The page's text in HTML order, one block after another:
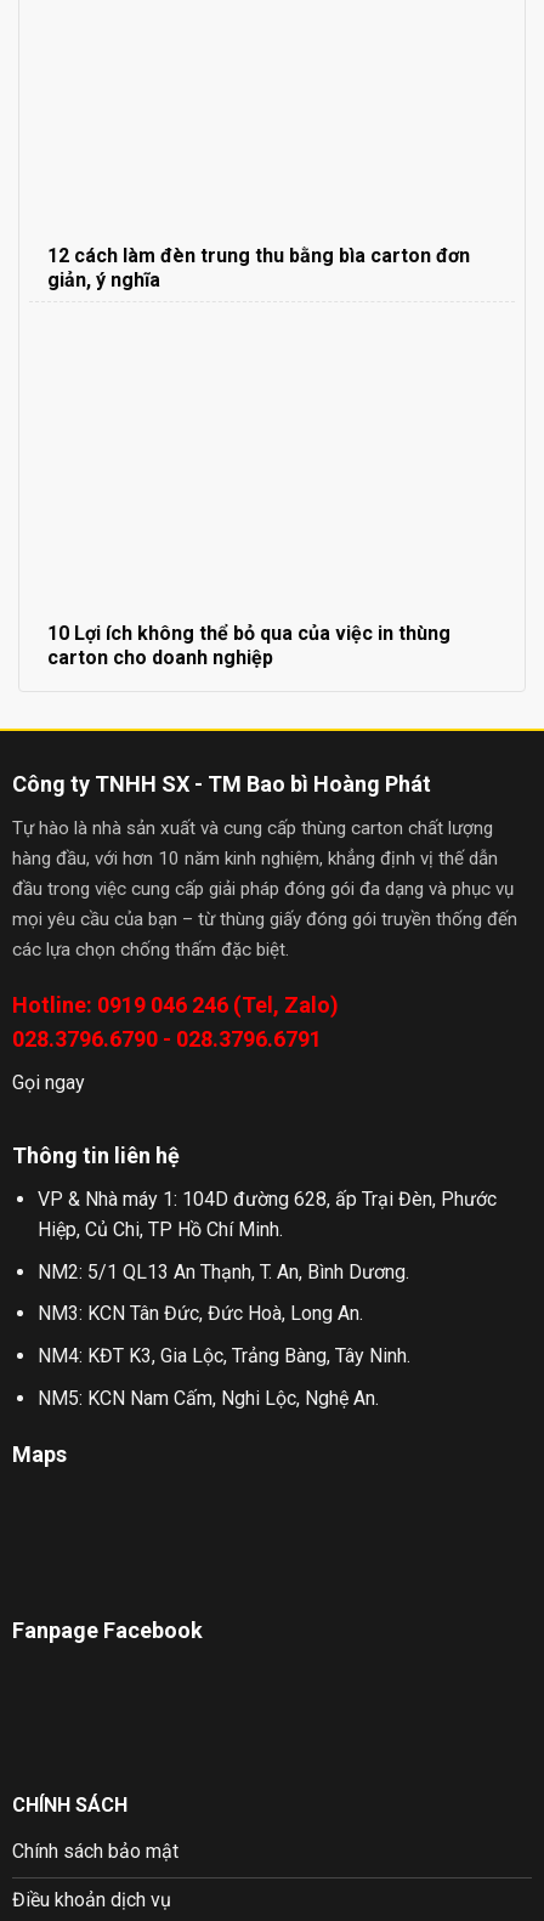
12 cách làm đèn trung thu bằng bìa carton đơn
giản, ý nghĩa
10 Lợi ích không thể bỏ qua của việc in thùng
carton cho doanh nghiệp
Công ty TNHH SX - TM Bao bì Hoàng Phát
Tự hào là nhà sản xuất và cung cấp thùng carton chất lượng
hàng đầu, với hơn 10 năm kinh nghiệm, khẳng định vị thế dẫn
đầu trong việc cung cấp giải pháp đóng gói đa dạng và phục vụ
mọi yêu cầu của bạn – từ thùng giấy đóng gói truyền thống đến
các lựa chọn chống thấm đặc biệt.
Hotline: 0919 046 246 (Tel, Zalo)
028.3796.6790 - 028.3796.6791
Gọi ngay
Thông tin liên hệ
VP & Nhà máy 1: 104D đường 628, ấp Trại Đèn, Phước
Hiệp, Củ Chi, TP Hồ Chí Minh.
NM2: 5/1 QL13 An Thạnh, T. An, Bình Dương.
NM3: KCN Tân Đức, Đức Hoà, Long An.
NM4: KĐT K3, Gia Lộc, Trảng Bàng, Tây Ninh.
NM5: KCN Nam Cấm, Nghi Lộc, Nghệ An.
Maps
Fanpage Facebook
CHÍNH SÁCH
Chính sách bảo mật
Điều khoản dịch vụ